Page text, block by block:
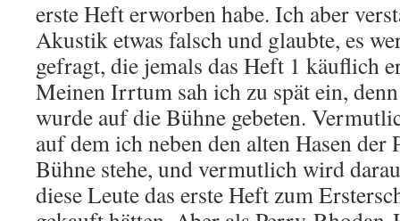
erste Heft erworben habe. Ich aber
Akustik etwas falsch und glaubte, es
gefragt, die jemals das Heft 1 käuflich
Meinen Irrtum sah ich zu spät ein,
wurde auf die Bühne gebeten.
auf dem ich neben den alten Hasen der
Bühne stehe, und vermutlich wird
diese Leute das erste Heft zum